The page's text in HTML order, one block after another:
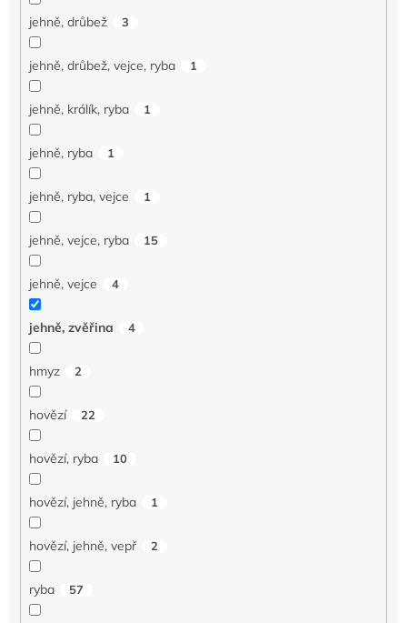
jehně, drůbež 3
jehně, drůbež, vejce, ryba 1
jehně, králík, ryba 1
jehně, ryba 1
jehně, ryba, vejce 1
jehně, vejce, ryba 15
jehně, vejce 4
jehně, zvěřina 4
hmyz 2
hovězí 22
hovězí, ryba 10
hovězí, jehně, ryba 1
hovězí, jehně, vepř 2
ryba 57